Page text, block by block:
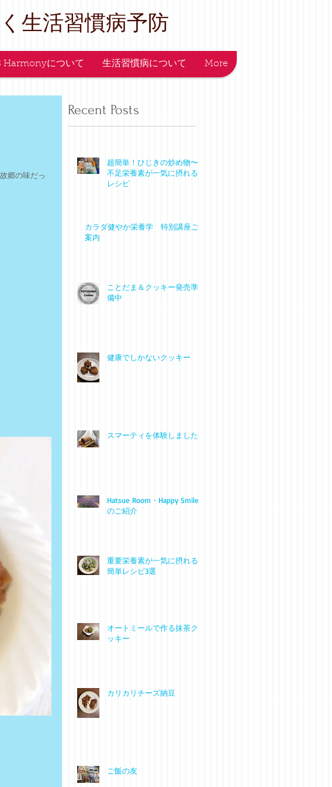
生活習慣病予防
Harmonyについて 生活習慣病について More
郷の味だっ
Recent Posts
超簡単！ひじきの炒め物〜
不足栄養素が一気に摂れる
レシピ
カラダ健やか栄養学 特別講座ご
案内
ことだま＆クッキー発売準
備中
健康でしかないクッキー
スマーティを体験しました
Hatsue Room・Happy Smile
のご紹介
重要栄養素が一気に摂れる
簡単レシピ3選
オートミールで作る抹茶ク
ッキー
カリカリチーズ納豆
ご飯の友